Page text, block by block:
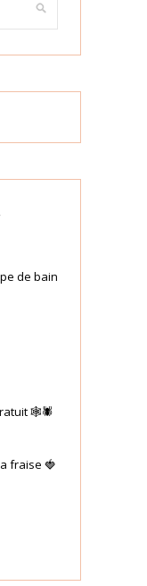
de bain
🕸🕷
fraise 🍓